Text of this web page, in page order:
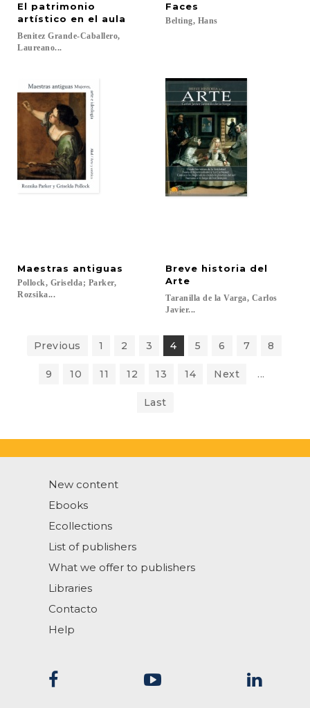
El patrimonio
artístico en el aula
Benitez Grande-Caballero,
Laureano...
Faces
Belting, Hans
Maestras antiguas
Pollock, Griselda; Parker,
Rozsika...
Breve historia del
Arte
Taranilla de la Varga, Carlos
Javier...
Previous 1 2 3 4 5 6 7 8
9 10 11 12 13 14 Next ...
Last
New content
Ebooks
Ecollections
List of publishers
What we offer to publishers
Libraries
Contacto
Help